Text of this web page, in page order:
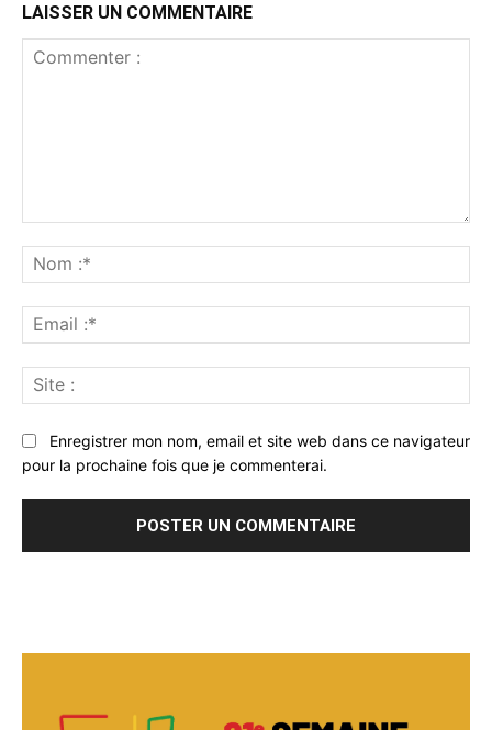
LAISSER UN COMMENTAIRE
:*
:*
:
Enregistrer mon nom, email et site web dans ce navigateur
pour la prochaine fois que je commenterai.